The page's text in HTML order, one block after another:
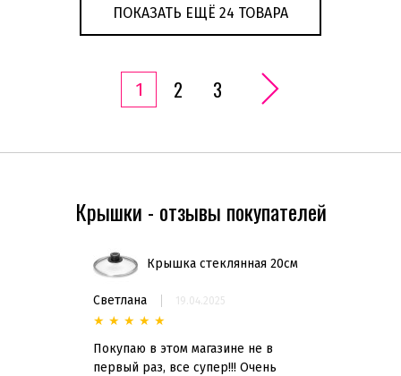
ПОКАЗАТЬ ЕЩЁ 24 ТОВАРА
1 2 3
Крышки - отзывы покупателей
Крышка стеклянная 20см
Светлана 19.04.2025
★ ★ ★ ★ ★
Покупаю в этом магазине не в
первый раз, все супер!!! Очень